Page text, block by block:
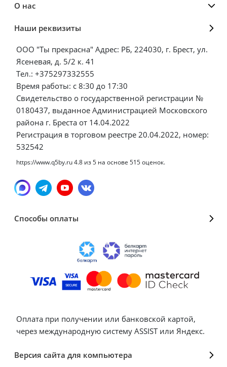
О нас
Наши реквизиты
ООО "Ты прекрасна" Адрес: РБ, 224030, г. Брест, ул.
Ясеневая, д. 5/2 к. 41
Тел.: +375297332555
Время работы: с 8:30 до 17:30
Свидетельство о государственной регистрации №
0180437, выданное Администрацией Московского
района г. Бреста от 14.04.2022
Регистрация в торговом реестре 20.04.2022, номер:
532542
https://www.q5by.ru4.8 из5 на основе 515оценок.
Способы оплаты
Оплата при получении или банковской картой,
через международную систему ASSIST или Яндекс.
Версия сайта для компьютера